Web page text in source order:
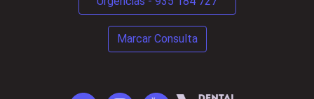
Marcar Consulta